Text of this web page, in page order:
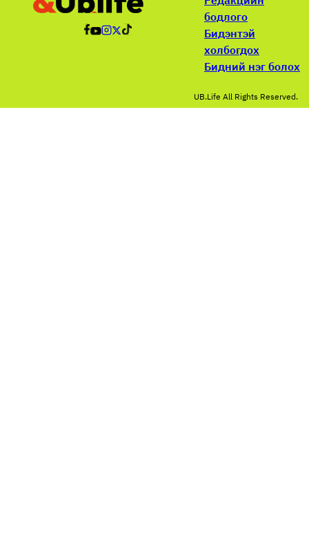
бодлого
Бидэнтэй
холбогдох
Бидний нэг болох
UB.Life All Rights Reserved.